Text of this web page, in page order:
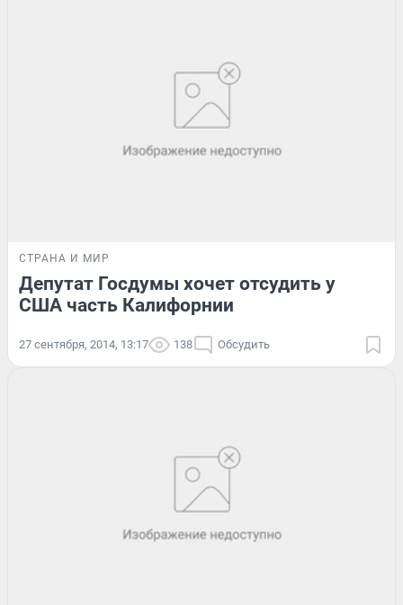
СТРАНА И МИР
Депутат Госдумы хочет отсудить у
США часть Калифорнии
27 сентября, 2014, 13:17 138 Обсудить